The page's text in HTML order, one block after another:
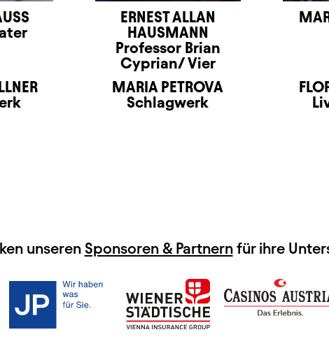
ERNEST ALLAN
HAUSMANN
Professor Brian
Cyprian/ Vier
MARIA PETROVA
Schlagwerk
unseren Sponsoren & Partnernfür ihre